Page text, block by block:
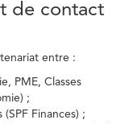
de contact
entre :
PME, Classes
;
Finances) ;